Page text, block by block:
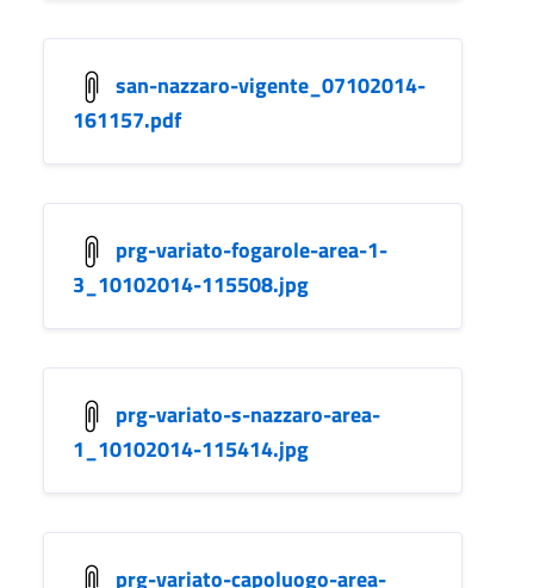
san-nazzaro-vigente_07102014-
161157.pdf
prg-variato-fogarole-area-1-
3_10102014-115508.jpg
prg-variato-s-nazzaro-area-
1_10102014-115414.jpg
prg-variato-capoluogo-area-